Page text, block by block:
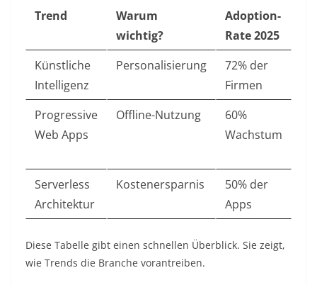
Trend
Warum
wichtig?
Adoption-
Rate 2025
Künstliche
Intelligenz
Personalisierung
72% der
Firmen ​
Progressive
Web Apps
Offline-Nutzung
60%
Wachstum
Serverless
Architektur
Kostenersparnis
50% der
Apps ​
Diese Tabelle gibt einen schnellen Überblick. Sie zeigt,
wie Trends die Branche vorantreiben.​